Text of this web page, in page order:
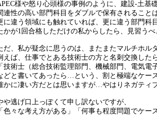
様や怒り心頭様の事例のように、建設-土基
連性の高い部門科目をダブルで保有されること
に違う領域にも触れていれば、更に違う部門
かが1回合格しただけの私からしたら、見習う
だ、私が疑念に思うのは、またまたマルチホル
えば、仕事でとある技術士の方と名刺交換した
「技術士（総合技術監理部門、機械部門、電気
どと書いてあったら…という、割と極端なケー
かに凄い方だとは思いますが…やはりネガティ
や逃げ口上っぽくて申し訳ないですが、
「色々な考え方がある」「何事も程度問題でケ